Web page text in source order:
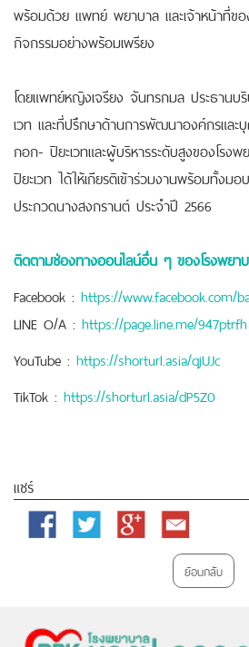
พร้อมด้วย แพทย์ พยาบาล และเจ้าหน้าที่ขอ
กิจกรรมอย่างพร้อมเพรียง
โดยแพทย์หญิงเจรียง จันทรกมล ประธานบ
เวท และที่ปรึกษาด้านการพัฒนาองค์กรและ
กอก- ปิยะเวทและผู้บริหารระดับสูงของโรงพ
ปิยะเวท ได้ให้เกียรติเข้าร่วมงานพร้อมทั้งมอ
ประกวดนางสงกรานต์ ประจำปี 2566
ติดตามช่องทางออนไลน์อื่น ๆ ของโรงพยา
Facebook : https://www.facebook.com/
LINE O/A : https://page.line.me/947ptrfh
YouTube : https://shorturl.asia/qjUJc
TikTok : https://shorturl.asia/dP5Z0
แชร์
Facebook Twitter
Google
Email
ย้อนกลับ